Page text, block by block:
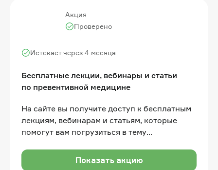
Акция
Бесплатные лекции, вебинары и статьи
по превентивной медицине
Истекает через 4 месяца
Проверено
На сайте вы получите доступ к бесплатным
лекциям, вебинарам и статьям, которые
помогут вам погрузиться в тему
Показать акцию